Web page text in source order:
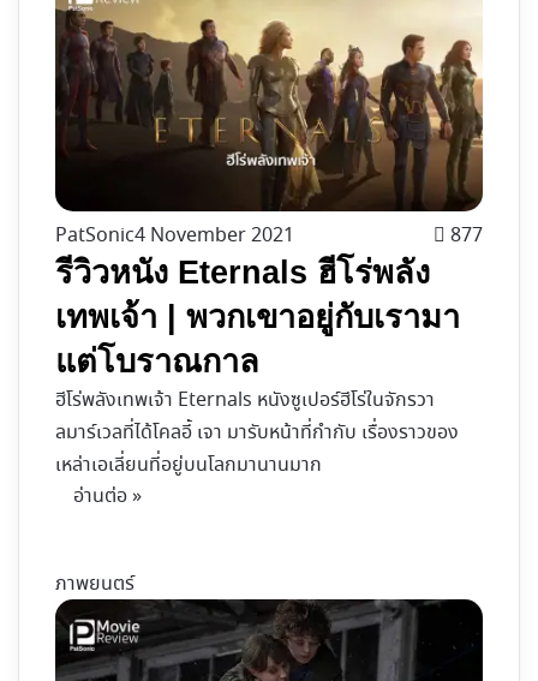
PatSonic4 November 2021 877
รีวิวหนัง Eternals ฮีโร่พลัง
เทพเจ้า | พวกเขาอยู่กับเรามา
แต่โบราณกาล
ฮีโร่พลังเทพเจ้า Eternals หนังซูเปอร์ฮีโร่ในจักรวา
ลมาร์เวลที่ได้โคลอี้ เจา มารับหน้าที่กำกับ เรื่องราวของ
เหล่าเอเลี่ยนที่อยู่บนโลกมานานมาก
อ่านต่อ »
ภาพยนตร์